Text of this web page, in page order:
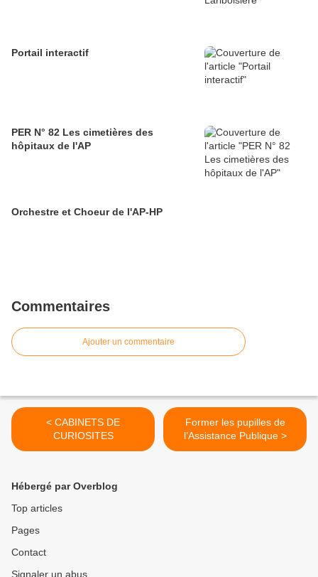
Portail interactif
PER N° 82 Les cimetières des
hôpitaux de l'AP
Orchestre et Choeur de l'AP-HP
Commentaires
Ajouter un commentaire
< CABINETS DE
CURIOSITES
Former les pupilles de
l’Assistance Publique >
Hébergé par Overblog
Top articles
Pages
Contact
Signaler un abus